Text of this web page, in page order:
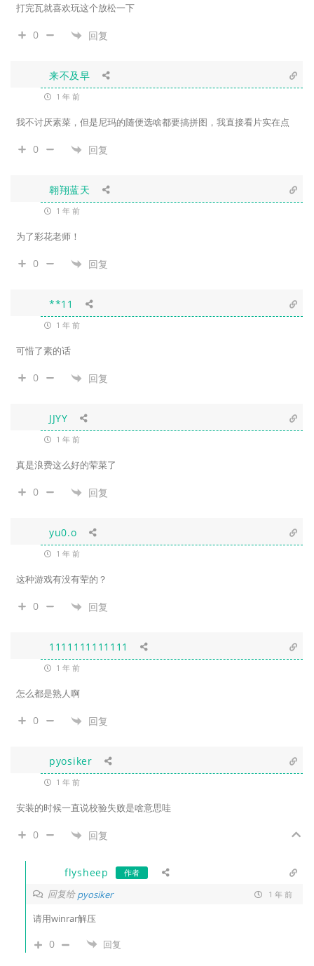
打完瓦就喜欢玩这个放松一下
0 回复
来不及早
1 年 前
我不讨厌素菜，但是尼玛的随便选啥都要搞拼图，我直接看片实在点
0 回复
翱翔蓝天
1 年 前
为了彩花老师！
0 回复
**11
1 年 前
可惜了素的话
0 回复
JJYY
1 年 前
真是浪费这么好的荤菜了
0 回复
yu0.o
1 年 前
这种游戏有没有荤的？
0 回复
1111111111111
1 年 前
怎么都是熟人啊
0 回复
pyosiker
1 年 前
安装的时候一直说校验失败是啥意思哇
0 回复
flysheep 作者
回复给pyosiker 1 年 前
请用winrar解压
0 回复